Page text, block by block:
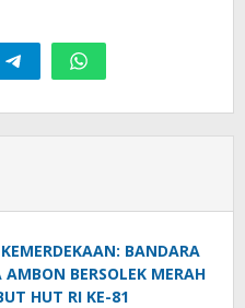
BANDARA
BERSOLEK MERAH
HUT RI KE-81